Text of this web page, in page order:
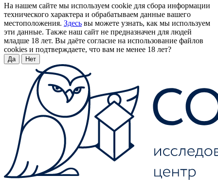
На нашем сайте мы используем cookie для сбора информации
технического характера и обрабатываем данные вашего
местоположения. Здесь вы можете узнать, как мы используем
эти данные. Также наш сайт не предназначен для людей
младше 18 лет. Вы даёте согласие на использование файлов
cookies и подтверждаете, что вам не менее 18 лет?
Да Нет